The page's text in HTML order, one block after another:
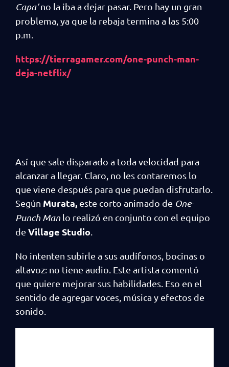
Capa’no la iba a dejar pasar. Pero hay un gran
problema, ya que la rebaja termina a las 5:00
p.m.
https://tierragamer.com/one-punch-man-
deja-netflix/
Así que sale disparado a toda velocidad para
alcanzar a llegar. Claro, no les contaremos lo
que viene después para que puedan disfrutarlo.
Según Murata, este corto animado de One-
Punch Man lo realizó en conjunto con el equipo
de Village Studio
No intenten subirle a sus audífonos, bocinas o
altavoz: no tiene audio. Este artista comentó
que quiere mejorar sus habilidades. Eso en el
sentido de agregar voces, música y efectos de
sonido.